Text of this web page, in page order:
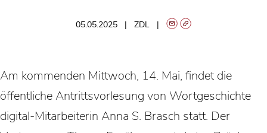
05.05.2025 ZDL
Am kommenden Mittwoch, 14. Mai, findet die
öffentliche Antrittsvorlesung von Wortgeschichte
digital-Mitarbeiterin Anna S. Brasch statt. Der